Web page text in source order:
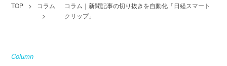
TOP コラム
コラム｜新聞記事の切り抜きを自動化「日経スマート
クリップ」
Column